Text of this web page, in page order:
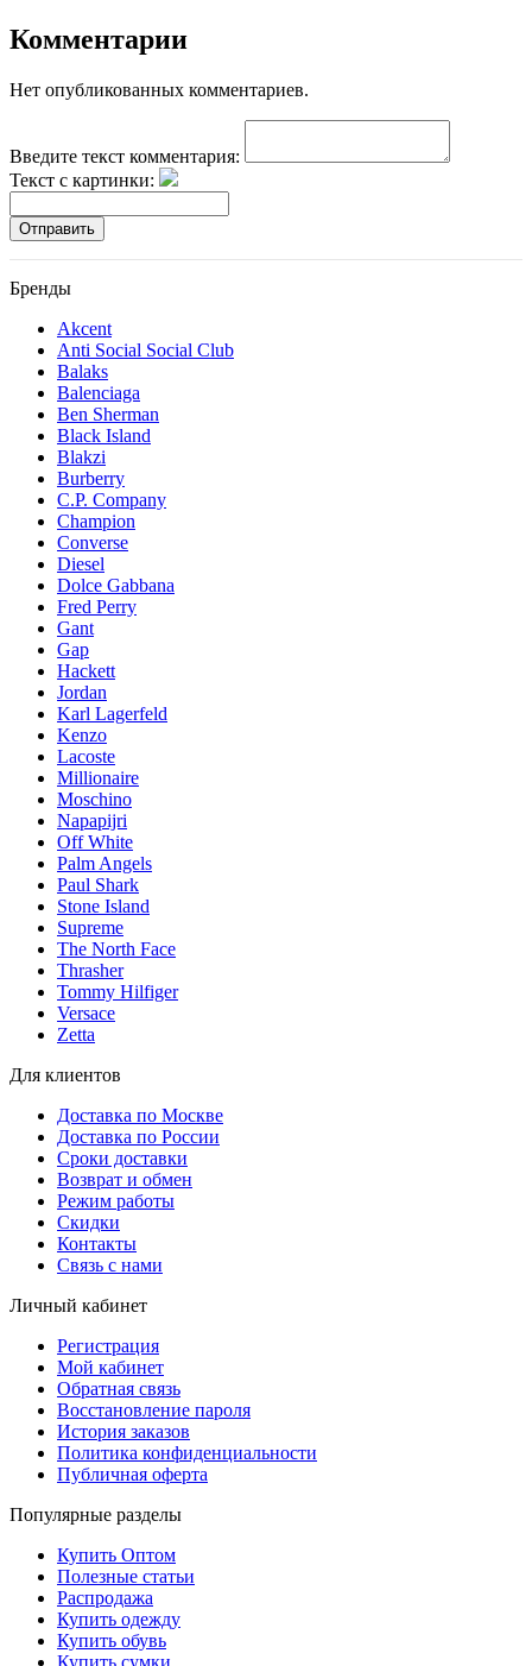
Комментарии
Нет опубликованных комментариев.
Введите текст комментария:
Текст с картинки:
Отправить
Бренды
Akcent
Anti Social Social Club
Balaks
Balenciaga
Ben Sherman
Black Island
Blakzi
Burberry
C.P. Company
Champion
Converse
Diesel
Dolce Gabbana
Fred Perry
Gant
Gap
Hackett
Jordan
Karl Lagerfeld
Kenzo
Lacoste
Millionaire
Moschino
Napapijri
Off White
Palm Angels
Paul Shark
Stone Island
Supreme
The North Face
Thrasher
Tommy Hilfiger
Versace
Zetta
Для клиентов
Доставка по Москве
Доставка по России
Сроки доставки
Возврат и обмен
Режим работы
Скидки
Контакты
Связь с нами
Личный кабинет
Регистрация
Мой кабинет
Обратная связь
Восстановление пароля
История заказов
Политика конфиденциальности
Публичная оферта
Популярные разделы
Купить Оптом
Полезные статьи
Распродажа
Купить одежду
Купить обувь
Купить сумки